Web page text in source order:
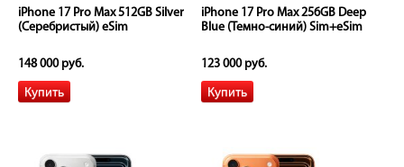
iPhone 17 Pro Max 512GB Silver
(Серебристый) eSim
148 000 руб.
iPhone 17 Pro Max 256GB Deep
Blue (Темно-синий) Sim+eSim
123 000 руб.